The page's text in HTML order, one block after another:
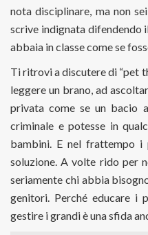
nota disciplinare, ma non
scrive indignata difendendo
abbaia in classe come se
Ti ritrovi a discutere di “pet
leggere un brano, ad
privata come se un bacio
criminale e potesse in
bambini. E nel frattempo i
soluzione. A volte rido per
seriamente chi abbia
genitori. Perché educare i
gestire i grandi è una sfida